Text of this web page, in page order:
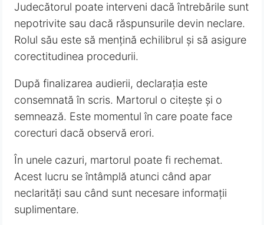
Judecătorul poate interveni dacă întrebările sunt
nepotrivite sau dacă răspunsurile devin neclare.
Rolul său este să mențină echilibrul și să asigure
corectitudinea procedurii.
După finalizarea audierii, declarația este
consemnată în scris. Martorul o citește și o
semnează. Este momentul în care poate face
corecturi dacă observă erori.
În unele cazuri, martorul poate fi rechemat.
Acest lucru se întâmplă atunci când apar
neclarități sau când sunt necesare informații
suplimentare.